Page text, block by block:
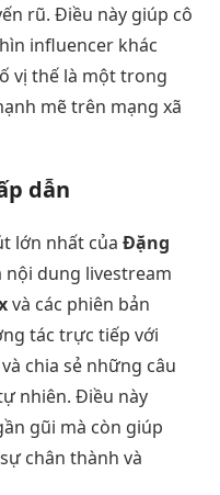
rũ. Điều này giúp cô
influencer khác
vị thế là một trong
mẽ trên mạng xã
dẫn
lớn nhất củaĐặng
nội dung livestream
và các phiên bản
tác trực tiếp với
chia sẻ những câu
nhiên. Điều này
gũi mà còn giúp
chân thành và